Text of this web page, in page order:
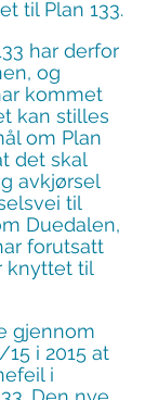
til Plan 133.
har derfor
og
kommet
kan stilles
om Plan
det skal
avkjørsel
til
Duedalen,
forutsatt
knyttet til
gjennom
i 2015 at
i